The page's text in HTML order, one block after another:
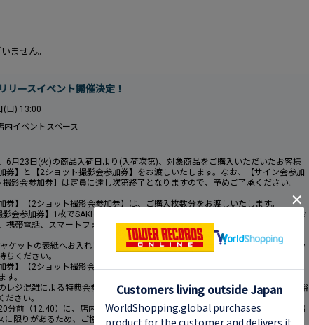
ません。
リースイベント開催決定！
(日) 13:00
内イベントスペース
6月23日(火)の商品入荷日より(入荷次第)、対象商品をご購入いただいたお客様
券】と【2ショット撮影会参加券】をお渡しいたします。なお、【サイン会参加
影会参加券】は定員に達し次第終了となりますので、予めご了承ください。
】【2ショット撮影会参加券】は、ご購入枚数分をお渡しいたします。
会参加券】1枚でSAKI＋お客様での写真を1枚撮影いたします。なお、お客様お
携帯電話、スマートフォンのいずれかをスタッフがお預かりし、撮影させてい
ケットの表紙へお入れいたします。当日はご購入いただきましたCD のジャケッ
ちください。
券】【2ショット撮影会参加券】付商品は、タワーレコードオリジナル特典の付
す。
レジ混雑による特典会参加への遅れに関しては保証できかねます。お時間に余裕
ださい。
分前（12:40）に、店内イベントスペース前にお集まりください。イベント会場
に限りがあるため、ご協力いただきますようお願いいたします。